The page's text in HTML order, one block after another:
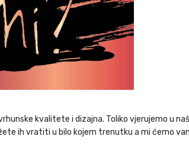
kvalitete i dizajna. Toliko vjerujemo u
ih vratiti u bilo kojem trenutku a mi ćemo